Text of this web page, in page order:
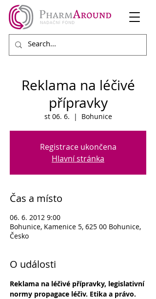
Reklama na léčivé
přípravky
st 06. 6.
  |
Bohunice
Registrace ukončena
Hlavní stránka
Čas a místo
06. 6. 2012 9:00
Bohunice, Kamenice 5, 625 00 Bohunice,
Česko
O události
Reklama na léčivé přípravky, legislativní
normy propagace léčiv. Etika a právo.